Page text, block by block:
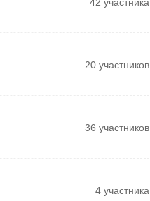
20 участников
36 участников
4 участника